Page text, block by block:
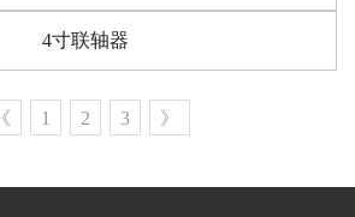
4寸联轴器
《 1 2 3 》